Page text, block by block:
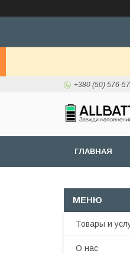
+380 (50) 576-
ГЛАВНАЯ
Товары и
О нас